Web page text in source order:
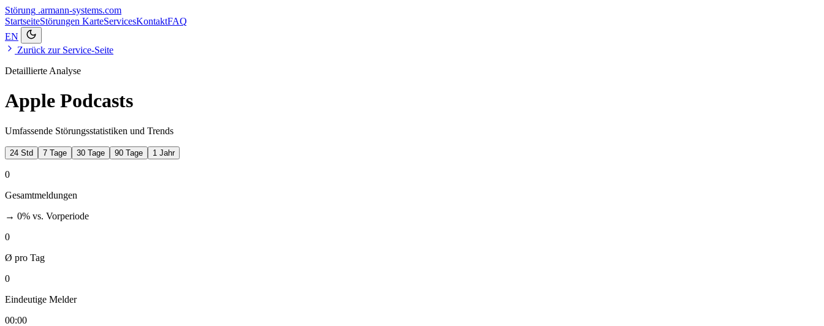
Störung .armann-systems.com
StartseiteStörungen KarteServicesKontaktFAQ
EN
Zurück zur Service-Seite
Detaillierte Analyse
Apple Podcasts
Umfassende Störungsstatistiken und Trends
24 Std 7 Tage 30 Tage 90 Tage 1 Jahr
0
Gesamtmeldungen
→ 0% vs. Vorperiode
0
Ø pro Tag
0
Eindeutige Melder
00:00